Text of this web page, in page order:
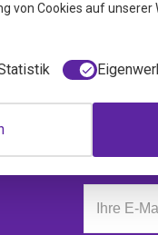
von Cookies auf unserer